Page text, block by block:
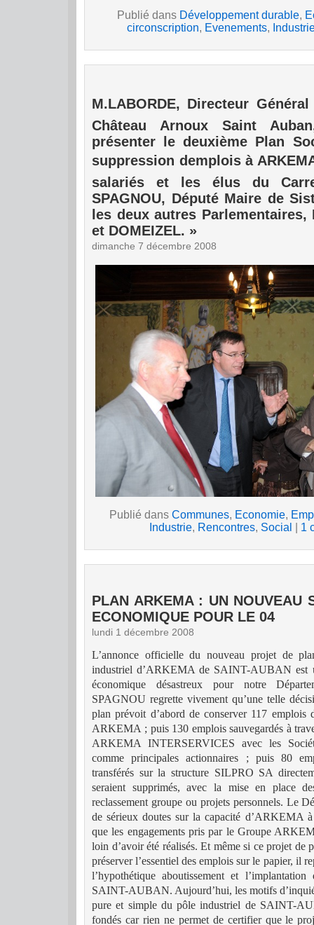
Publié dans Développement durable,
circonscription, Evenements,
M.LABORDE, Directeur Général
Château Arnoux Saint
présenter le deuxième Plan
suppression demplois à
salariés et les élus du
SPAGNOU, Député Maire de
les deux autres Parlementaires,
et DOMEIZEL. »
dimanche 7 décembre 2008
Publié dans Communes, Economie,
Industrie, Rencontres, Social 1
PLAN ARKEMA : UN NOUVEAU
ECONOMIQUE POUR LE 04
lundi 1 décembre 2008
L’annonce officielle du nouveau projet de
industriel d’ARKEMA de SAINT-AUBAN est
économique désastreux pour notre
SPAGNOU regrette vivement qu’une telle
plan prévoit d’abord de conserver 117 emplois
ARKEMA ; puis 130 emplois sauvegardés à
ARKEMA INTERSERVICES avec les
comme principales actionnaires ; puis 80
transférés sur la structure SILPRO SA
seraient supprimés, avec la mise en place
reclassement groupe ou projets personnels. Le
de sérieux doutes sur la capacité d’ARKEMA
que les engagements pris par le Groupe
loin d’avoir été réalisés. Et même si ce projet de
préserver l’essentiel des emplois sur le papier, il
l’hypothétique aboutissement et
SAINT-AUBAN. Aujourd’hui, les motifs
pure et simple du pôle industriel de SAINT-
fondés car rien ne permet de certifier que le